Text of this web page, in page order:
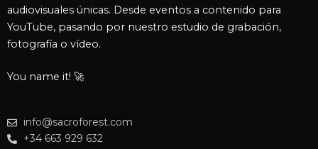
audiovisuales únicas. Desde eventos a contenido para
YouTube, pasando por nuestro estudio de grabación,
fotografía o vídeo.
You name it! 🚀
info@sacroforest.com
+34 663 929 632